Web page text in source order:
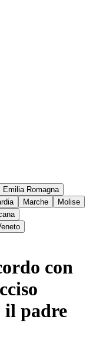
Emilia Romagna
Marche
Molise
con
il padre